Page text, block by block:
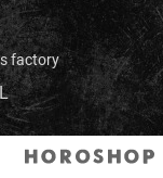
factory